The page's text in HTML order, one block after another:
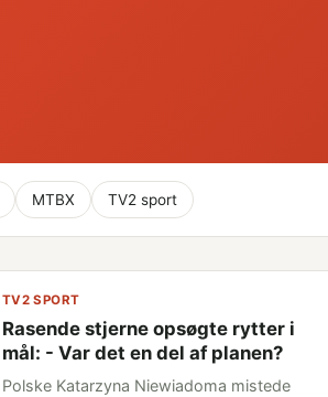
MTBX TV2 sport
TV2 SPORT
Rasende stjerne opsøgte rytter i
mål: - Var det en del af planen?
Polske Katarzyna Niewiadoma mistede